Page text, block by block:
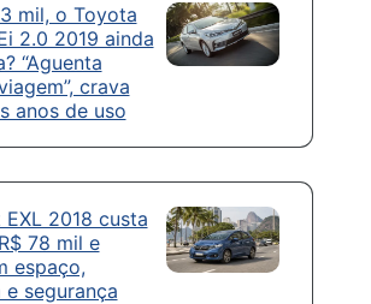
mil, o Toyota
2.0 2019 ainda
“Aguenta
crava
anos de uso
2018 custa
78 mil e
espaço,
segurança